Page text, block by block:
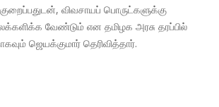
விவசாயப் பொருட்களுக்கு
வேண்டும் என தமிழக அரசு தரப்பில்
ஜெயக்குமார் தெரிவித்தார்.